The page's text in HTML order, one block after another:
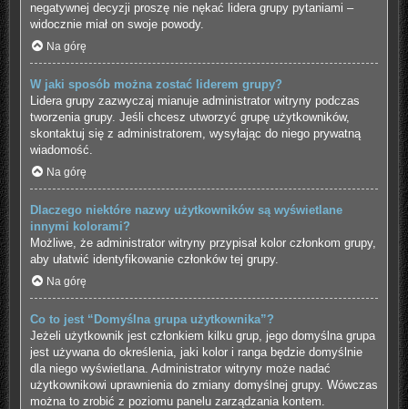
negatywnej decyzji proszę nie nękać lidera grupy pytaniami –
widocznie miał on swoje powody.
Na górę
W jaki sposób można zostać liderem grupy?
Lidera grupy zazwyczaj mianuje administrator witryny podczas
tworzenia grupy. Jeśli chcesz utworzyć grupę użytkowników,
skontaktuj się z administratorem, wysyłając do niego prywatną
wiadomość.
Na górę
Dlaczego niektóre nazwy użytkowników są wyświetlane
innymi kolorami?
Możliwe, że administrator witryny przypisał kolor członkom grupy,
aby ułatwić identyfikowanie członków tej grupy.
Na górę
Co to jest “Domyślna grupa użytkownika”?
Jeżeli użytkownik jest członkiem kilku grup, jego domyślna grupa
jest używana do określenia, jaki kolor i ranga będzie domyślnie
dla niego wyświetlana. Administrator witryny może nadać
użytkownikowi uprawnienia do zmiany domyślnej grupy. Wówczas
można to zrobić z poziomu panelu zarządzania kontem.